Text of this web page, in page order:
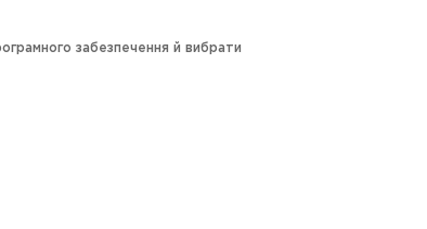
забезпечення й вибрати